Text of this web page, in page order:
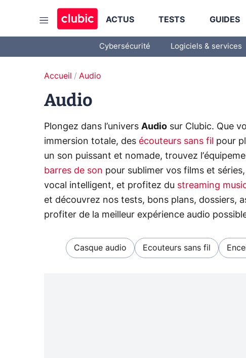
ACTUS TESTS GUIDES
Cybersécurité Logiciels & services
Accueil Audio
Audio
Plongez dans l’univers Audio sur Clubic. Que
immersion totale, des écouteurs sans fil pour
un son puissant et nomade, trouvez
barres de son pour sublimer vos films et
vocal intelligent, et profitez du streaming
et découvrez nos tests, bons plans, dossiers,
profiter de la meilleur expérience audio
Casque audio Ecouteurs sans fil